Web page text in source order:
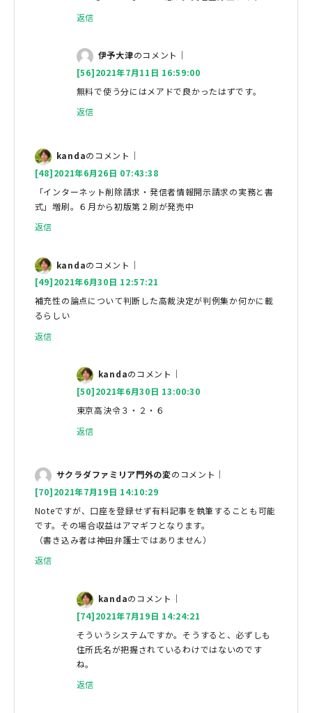
返信
伊予大津のコメント｜
[56]2021年7月11日 16:59:00
無料で使う分にはメアドで良かったはずです。
返信
kandaのコメント｜
[48]2021年6月26日 07:43:38
「インターネット削除請求・発信者情報開示請求の実務と書
式」増刷。６月から初版第２刷が発売中
返信
kandaのコメント｜
[49]2021年6月30日 12:57:21
補充性の論点について判断した高裁決定が判例集か何かに載
るらしい
返信
kandaのコメント｜
[50]2021年6月30日 13:00:30
東京高決令３・２・６
返信
サクラダファミリア門外の変のコメント｜
[70]2021年7月19日 14:10:29
Noteですが、口座を登録せず有料記事を執筆することも可能
です。その場合収益はアマギフとなります。
（書き込み者は神田弁護士ではありません）
返信
kandaのコメント｜
[74]2021年7月19日 14:24:21
そういうシステムですか。そうすると、必ずしも
住所氏名が把握されているわけではないのです
ね。
返信